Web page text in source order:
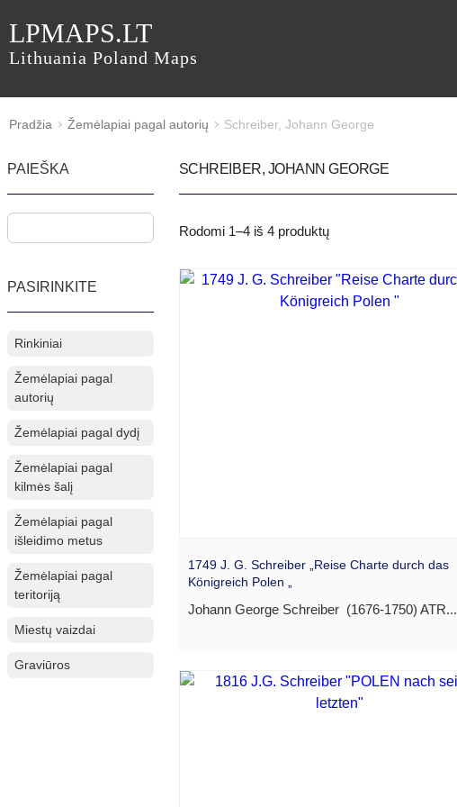
LPMAPS.LT
Lithuania Poland Maps
Pradžia Žemėlapiai pagal autorių Schreiber, Johann George
PAIEŠKA
PASIRINKITE
Rinkiniai
Žemėlapiai pagal
autorių
Žemėlapiai pagal dydį
Žemėlapiai pagal
kilmės šalį
Žemėlapiai pagal
išleidimo metus
Žemėlapiai pagal
teritoriją
Miestų vaizdai
Graviūros
SCHREIBER, JOHANN GEORGE
Rodomi1–4 iš 4 produktų
1749 J. G. Schreiber „Reise Charte durch das
Königreich Polen „
Johann George Schreiber (1676-1750) ATR...